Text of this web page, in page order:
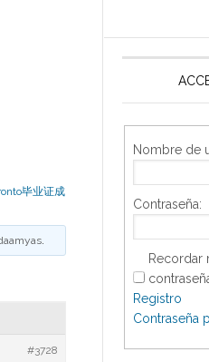
毕业证成
.
#3728
Nombre de
Contraseña:
Recordar
Registro
Contraseña